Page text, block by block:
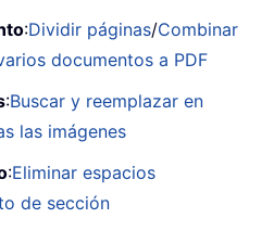
:Dividir páginas/Combinar
documentos a PDF
:Buscar y reemplazar en
las imágenes
:Eliminar espacios
de sección